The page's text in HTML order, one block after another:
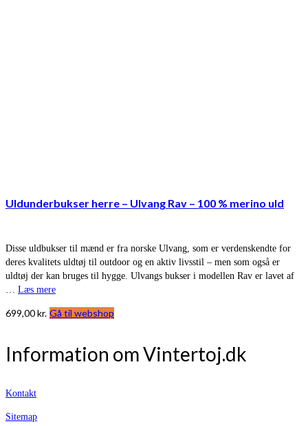
Uldunderbukser herre – Ulvang Rav – 100 % merino uld
Disse uldbukser til mænd er fra norske Ulvang, som er verdenskendte for
deres kvalitets uldtøj til outdoor og en aktiv livsstil – men som også er
uldtøj der kan bruges til hygge. Ulvangs bukser i modellen Rav er lavet af
… Læs mere
699,00kr. Gå til webshop
Information om Vintertoj.dk
Kontakt
Sitemap